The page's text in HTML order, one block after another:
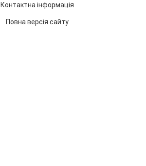
Контактна інформація
Повна версія сайту